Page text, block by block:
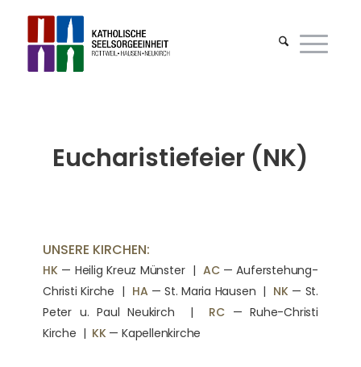
Eucharistiefeier (NK)
UNSERE KIRCHEN:
HK— Heilig Kreuz Münster | AC— Auferstehung-
Christi Kirche | HA — St. Maria Hausen | NK— St.
Peter u. Paul Neukirch | RC— Ruhe-Christi
Kirche | KK— Kapellenkirche